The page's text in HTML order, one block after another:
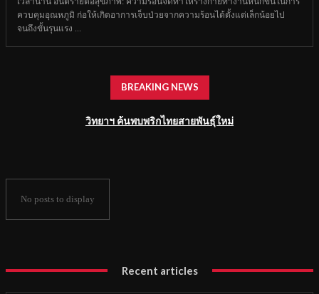
ควบคุมอุณหภูมิ ก่อให้เกิดอาการเจ็บป่วยจากความร้อนได้ตั้งแต่เล็กน้อยไป
จนถึงขั้นรุนแรง ...
BREAKING NEWS
วิทยาฯ ค้นพบพริกไทยสายพันธุ์ใหม่
No posts to display
Recent articles